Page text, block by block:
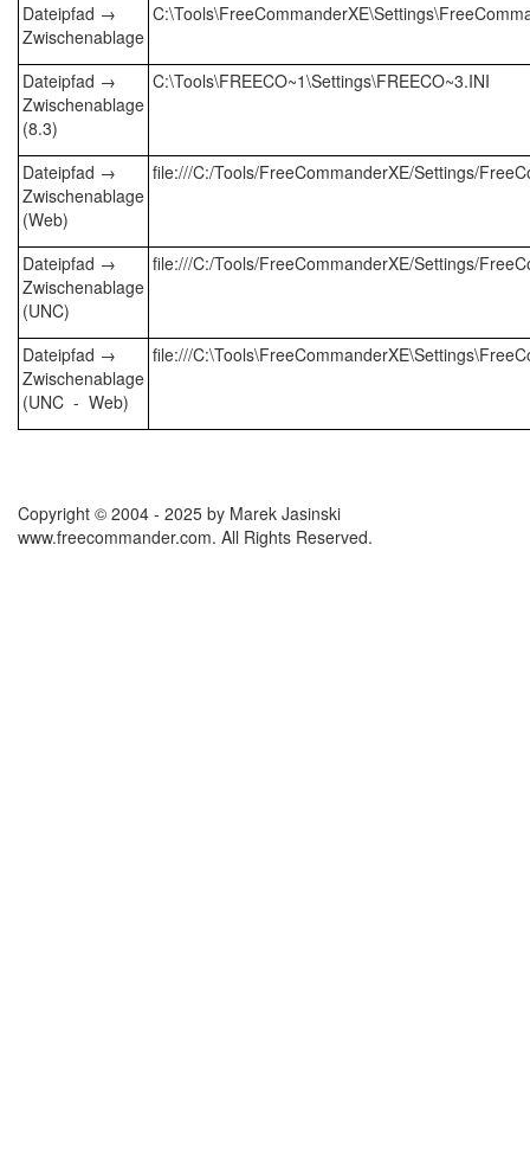
Dateipfad →
Zwischenablage
Dateipfad →
Zwischenablage
(8.3)
C:\Tools\FREECO~1\Settings\FREECO~3.INI
Dateipfad →
Zwischenablage
(Web)
file:///C:/Tools/FreeCommanderXE/Settings/
Dateipfad →
Zwischenablage
(UNC)
file:///C:/Tools/FreeCommanderXE/Settings/
Dateipfad →
Zwischenablage
(UNC - Web)
file:///
Copyright © 2004 - 2025 by Marek Jasinski
www.freecommander.com. All Rights Reserved.